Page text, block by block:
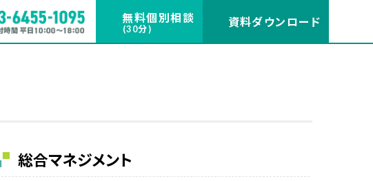
無料個別相談
(30分)
資料ダウンロード
総合マネジメント